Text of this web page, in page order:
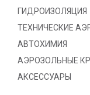
ГИДРОИЗОЛЯЦИЯ
TЕХНИЧЕСКИЕ
АВТОХИМИЯ
АЭРОЗОЛЬНЫЕ
АКСЕССУАРЫ